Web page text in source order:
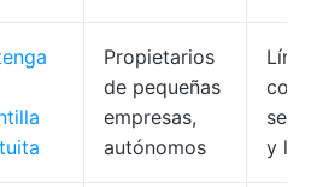
Propietarios
de pequeñas
empresas,
autónomos
y